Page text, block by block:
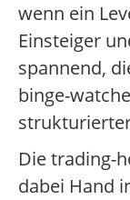
wenn ein
Einsteiger
spannend,
binge-
Die trading-
dabei Hand